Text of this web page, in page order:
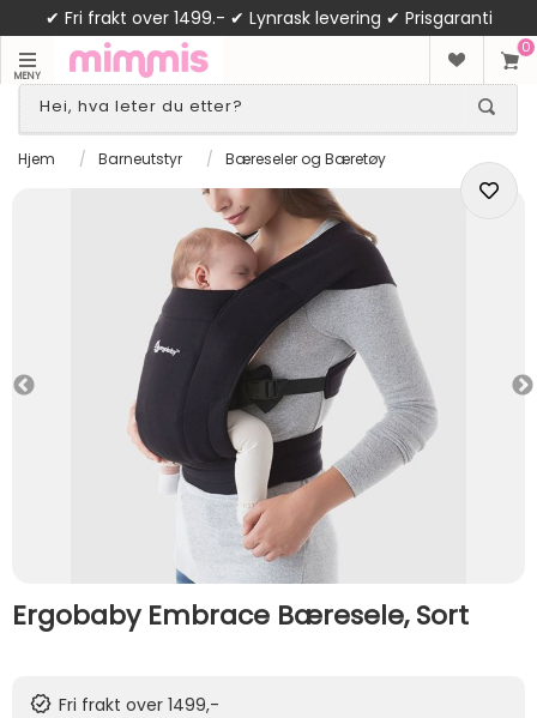
✔ Fri frakt over 1499.- ✔ Lynrask levering ✔ Prisgaranti
MENY
0
Hjem / Barneutstyr / Bæreseler og Bæretøy
Ergobaby Embrace Bæresele, Sort
Fri frakt over 1499,-